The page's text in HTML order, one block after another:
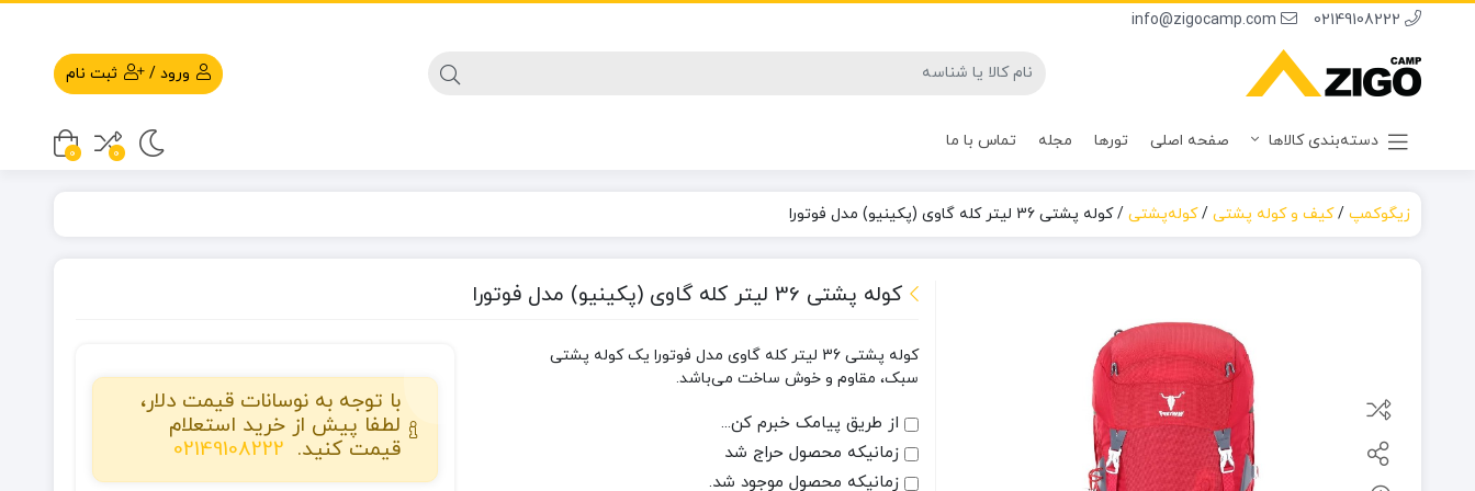
02149108222
info@zigocamp.com
ورود / ثبت نام
دسته‌بندی کالاها صفحه اصلی تورها مجله تماس با ما
0
0
زیگوکمپ/کیف و کوله پشتی/کوله‌پشتی/کوله پشتی 36 لیتر کله گاوی (پکینیو) مدل فوتورا
کوله پشتی 36 لیتر کله گاوی (پکینیو) مدل فوتورا
کوله پشتی 36 لیتر کله گاوی مدل فوتورا یک کوله پشتی
سبک، مقاوم و خوش ساخت می‌باشد.
از طریق پیامک خبرم کن...
زمانیکه محصول حراج شد
زمانیکه محصول موجود شد.
با توجه به نوسانات قیمت دلار،
لطفا پیش از خرید استعلام
قیمت کنید. 02149108222